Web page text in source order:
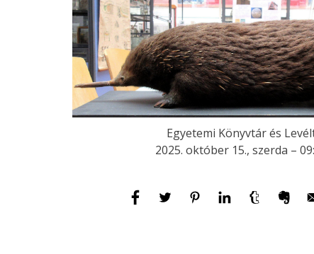
Egyetemi Könyvtár és
2025. október 15., szerda –